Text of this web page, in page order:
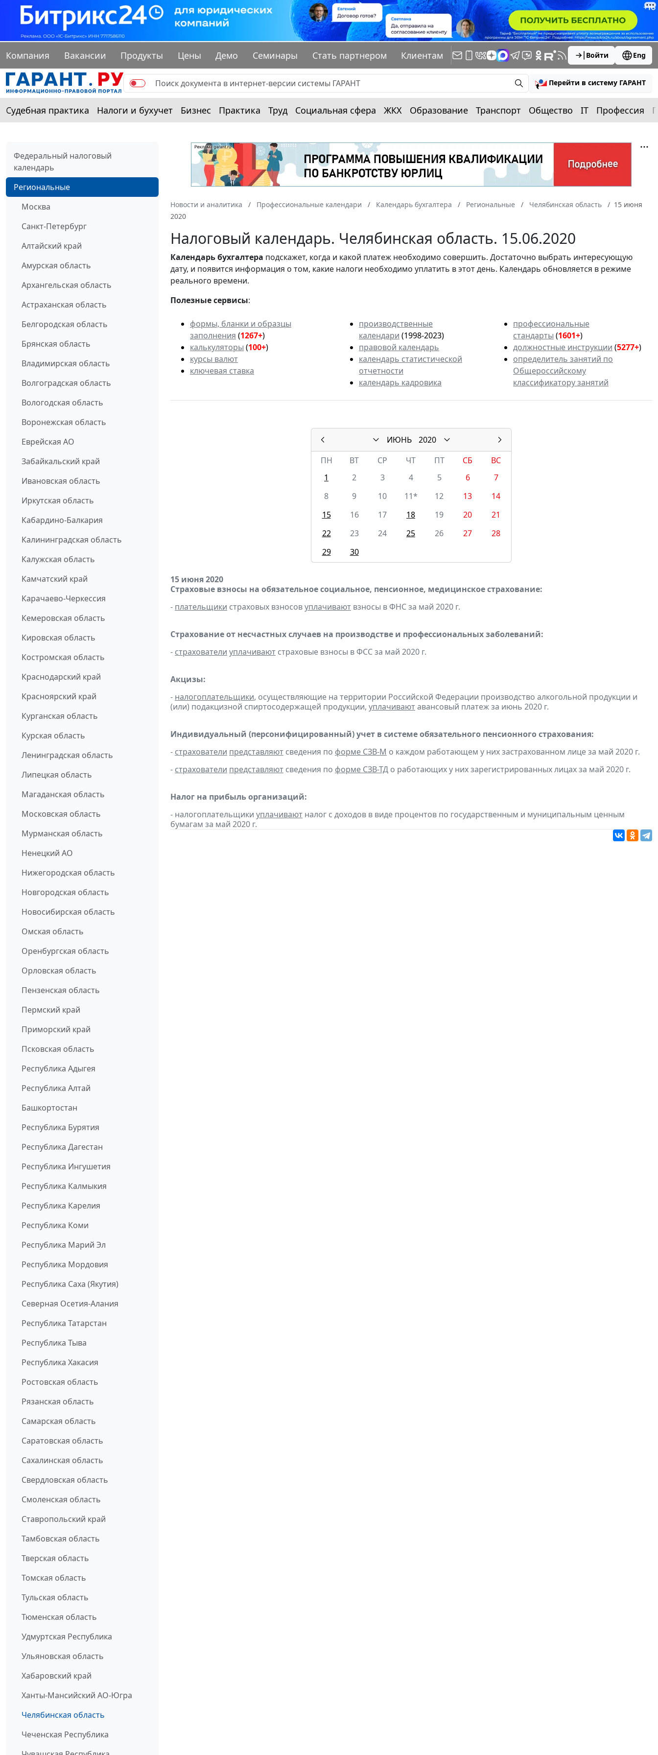
Компания Вакансии Продукты Цены Демо Семинары Стать партнером Клиентам Войти Eng
Перейти в систему ГАРАНТ
Судебная практика Налоги и бухучет Бизнес Практика Труд Социальная сфера ЖКХ Образование Транспорт Общество IT Профессия
Федеральный налоговый
календарь
Региональные
Москва
Санкт-Петербург
Алтайский край
Амурская область
Архангельская область
Астраханская область
Белгородская область
Брянская область
Владимирская область
Волгоградская область
Вологодская область
Воронежская область
Еврейская АО
Забайкальский край
Ивановская область
Иркутская область
Кабардино-Балкария
Калининградская область
Калужская область
Камчатский край
Карачаево-Черкессия
Кемеровская область
Кировская область
Костромская область
Краснодарский край
Красноярский край
Курганская область
Курская область
Ленинградская область
Липецкая область
Магаданская область
Московская область
Мурманская область
Ненецкий АО
Нижегородская область
Новгородская область
Новосибирская область
Омская область
Оренбургская область
Орловская область
Пензенская область
Пермский край
Приморский край
Псковская область
Республика Адыгея
Республика Алтай
Башкортостан
Республика Бурятия
Республика Дагестан
Республика Ингушетия
Республика Калмыкия
Республика Карелия
Республика Коми
Республика Марий Эл
Республика Мордовия
Республика Саха (Якутия)
Северная Осетия-Алания
Республика Татарстан
Республика Тыва
Республика Хакасия
Ростовская область
Рязанская область
Самарская область
Саратовская область
Сахалинская область
Свердловская область
Смоленская область
Ставропольский край
Тамбовская область
Тверская область
Томская область
Тульская область
Тюменская область
Удмуртская Республика
Ульяновская область
Хабаровский край
Ханты-Мансийский АО-Югра
Челябинская область
Чеченская Республика
Новости и аналитика Профессиональные календари Календарь бухгалтера Региональные Челябинская область
15 июня
2020
Налоговый календарь. Челябинская область. 15.06.2020
Календарьбухгалтера подскажет, когда и какой платеж необходимо совершить. Достаточно выбрать интересующую
дату, и появится информация о том, какие налоги необходимо уплатить в этот день. Календарь обновляется в режиме
реального времени.
Полезные сервисы:
формы, бланки и образцы
заполнения (1267+)
калькуляторы (100+)
курсы валют
ключевая ставка
производственные
календари (1998-2023)
правовой календарь
календарь статистической
отчетности
календарь кадровика
профессиональные
стандарты (1601+)
должностные инструкции (5277+)
определитель занятий по
Общероссийскому
классификатору занятий
ИЮНЬ
2020
ПН
ВТ СР ЧТ ПТ СБ
ВС
1
2 3 4 5 6
7
8
9 10 11* 12 13
14
15
16 17 18 19 20
21
22
23 24 25 26 27
28
29
30
15 июня 2020
Страховые взносы на обязательное социальное, пенсионное, медицинское страхование:
- плательщики страховых взносовуплачивают взносы в ФНС за май 2020 г.
Страхование от несчастных случаев на производстве и профессиональных заболеваний:
- страхователи уплачивают страховые взносы в ФСС за май 2020 г.
Акцизы:
- налогоплательщики, осуществляющие на территории Российской Федерации производство алкогольной продукции и
(или) подакцизной спиртосодержащей продукции, уплачиваютавансовый платеж за июнь 2020 г.
Индивидуальный (персонифицированный) учет в системе обязательного пенсионного страхования:
- страхователи представляют сведения по форме СЗВ-М о каждом работающем у них застрахованном лице за май 2020 г.
- страхователи представляют сведения по форме СЗВ-ТД о работающих у них зарегистрированных лицах за май 2020 г.
Налог на прибыль организаций:
- налогоплательщики уплачивают налог с доходов в виде процентов по государственным и муниципальным ценным
бумагам за май 2020 г.